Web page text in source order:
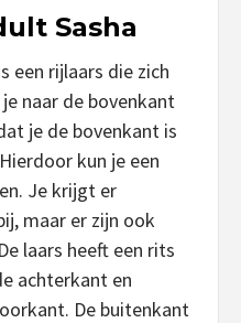
Sasha
een rijlaars die zich
naar de bovenkant
je de bovenkant is
kun je een
Je krijgt er
maar er zijn ook
laars heeft een rits
achterkant en
De buitenkant